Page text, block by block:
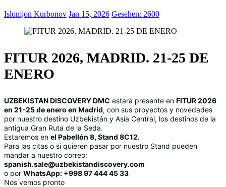
Islomjon Kurbonov Jan 15, 2026 Gesehen: 2600
FITUR 2026, MADRID. 21-25 DE
ENERO
UZBEKISTAN DISCOVERY DMC estará presente en FITUR 2026
en 21-25 de enero en Madrid, con sus proyectos y novedades
por nuestro destino Uzbekistán y Asía Central, los destinos de la
antigua Gran Ruta de la Seda.
Estaremos en el Pabellón 8, Stand 8C12.
Para las citas o si quieren pasar por nuestro Stand pueden
mandar a nuestro correo:
spanish.sale@uzbekistandiscovery.com
o por WhatsApp: +998 97 444 45 33
Nos vemos pronto